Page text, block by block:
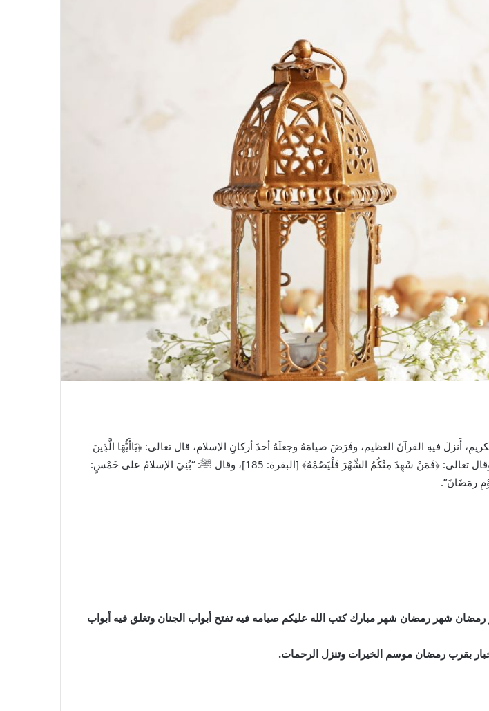
أَنزلَ فيهِ القرآنَ العظيم، وفَرَضَ صيامَهُ وجعلَهُ أحدَ أركانِ الإسلامِ، قال تعالى: ﴿يَاأَيُّهَا الَّذِينَ
ﷺ: “بُنِيَ الإسلامُ على خَمْسٍ:
رمَضَانَ”.
شهر رمضان شهر مبارك كتب الله عليكم صيامه فيه تفتح أبواب الجنان وتغلق فيه أبواب
بقرب رمضان موسم الخيرات وتنزل الرحمات.